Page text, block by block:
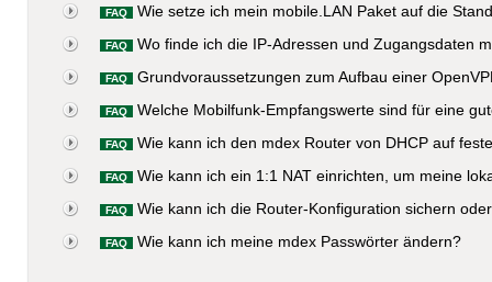
FAQ Wie setze ich mein mobile.LAN Paket auf die
FAQ Wo finde ich die IP-Adressen und Zugangsdaten
FAQ Grundvoraussetzungen zum Aufbau einer
FAQ Welche Mobilfunk-Empfangswerte sind für eine
FAQ Wie kann ich den mdex Router von DHCP auf
FAQ Wie kann ich ein 1:1 NAT einrichten, um meine
FAQ Wie kann ich die Router-Konfiguration sichern
FAQ Wie kann ich meine mdex Passwörter ändern?